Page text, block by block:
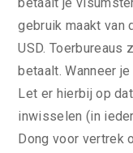
betaalt je
gebruik maakt van
USD.
betaalt. Wanneer
Let er hierbij op
inwisselen (in
Dong voor vertrek